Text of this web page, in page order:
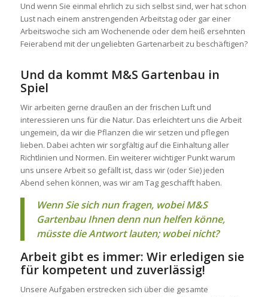
Und wenn Sie einmal ehrlich zu sich selbst sind, wer hat schon
Lust nach einem anstrengenden Arbeitstag oder gar einer
Arbeitswoche sich am Wochenende oder dem heiß ersehnten
Feierabend mit der ungeliebten Gartenarbeit zu beschäftigen?
Und da kommt M&S Gartenbau in
Spiel
Wir arbeiten gerne draußen an der frischen Luft und
interessieren uns für die Natur. Das erleichtert uns die Arbeit
ungemein, da wir die Pflanzen die wir setzen und pflegen
lieben. Dabei achten wir sorgfältig auf die Einhaltung aller
Richtlinien und Normen. Ein weiterer wichtiger Punkt warum
uns unsere Arbeit so gefällt ist, dass wir (oder Sie) jeden
Abend sehen können, was wir am Tag geschafft haben.
Wenn Sie sich nun fragen, wobei M&S
Gartenbau Ihnen denn nun helfen könne,
müsste die Antwort lauten; wobei nicht?
Arbeit gibt es immer: Wir erledigen sie
für kompetent und zuverlässig!
Unsere Aufgaben erstrecken sich über die gesamte